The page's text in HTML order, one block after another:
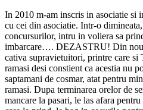
In 2010 m-am inscris in asociatie si
cu cei din asociatie. Intr-o
concursurilor, intru in voliera sa
imbarcare…. DEZASTRU! Din nou
cativa supravietuitori, printre care si
ramasi desi constient ca acestia nu
saptamani de cosmar, atat pentru
ramasi. Dupa terminarea orelor de
mancare la pasari, le las afara